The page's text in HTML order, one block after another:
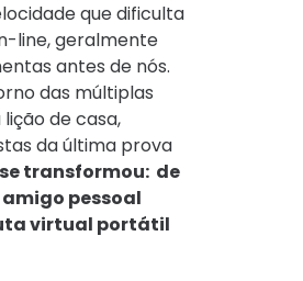
que dificulta
line, geralmente
antes de nós.
das múltiplas
de casa,
da última prova
transformou: de
pessoal
virtual portátil